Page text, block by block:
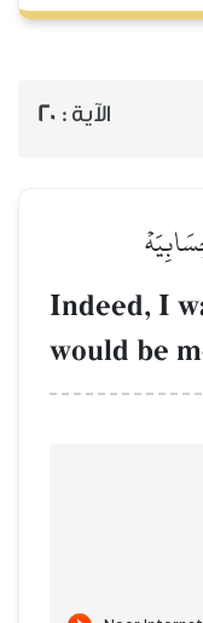
الآية : 20
Indeed, I
would be